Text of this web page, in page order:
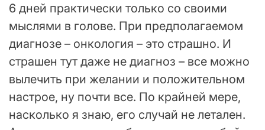
6 дней практически только со своими
мыслями в голове. При предполагаемом
диагнозе – онкология – это страшно. И
страшен тут даже не диагноз – все можно
вылечить при желании и положительном
настрое, ну почти все. По крайней мере,
насколько я знаю, его случай не летален.